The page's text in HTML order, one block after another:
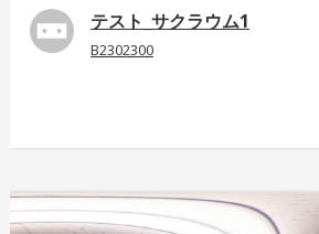
テスト_サクラウム1
B2302300